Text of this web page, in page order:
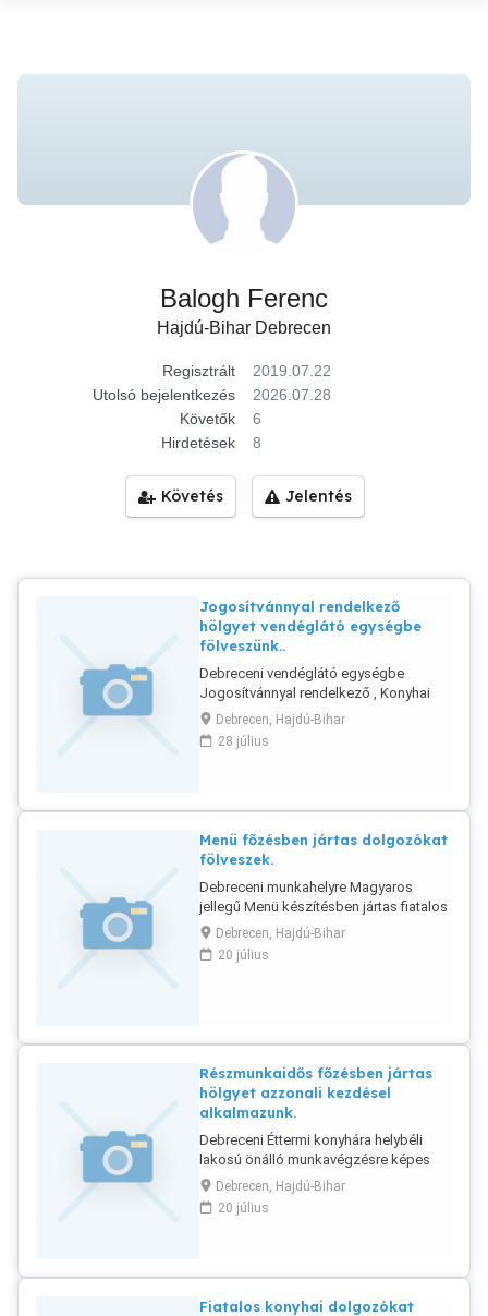
Balogh Ferenc
Hajdú-Bihar Debrecen
Regisztrált
2019.07.22
Utolsó bejelentkezés
2026.07.28
Követők
6
Hirdetések
8
Követés Jelentés
Jogosítvánnyal rendelkező
hölgyet vendéglátó egységbe
fölveszünk..
Debreceni vendéglátó egységbe
Jogosítvánnyal rendelkező , Konyhai
munkavégzésben és főzésben jártas,
hölgy dolgozót fölveszünk. Éred:
06301948717.
Debrecen, Hajdú-Bihar
28 július
Menü főzésben jártas dolgozókat
fölveszek.
Debreceni munkahelyre Magyaros
jellegű Menü készítésben jártas fiatalos
dolgozókat fölveszek. Érd:
06301948717
Debrecen, Hajdú-Bihar
20 július
Részmunkaidős főzésben jártas
hölgyet azzonali kezdésel
alkalmazunk.
Debreceni Éttermi konyhára helybéli
lakosú önálló munkavégzésre képes
menü főzésben jártas hölgy dolgozókat
részmunkaidős beosztással heti 2-3
napra fölveszünk. Telefonon hívjanak.
Debrecen, Hajdú-Bihar
20 július
Fiatalos konyhai dolgozókat